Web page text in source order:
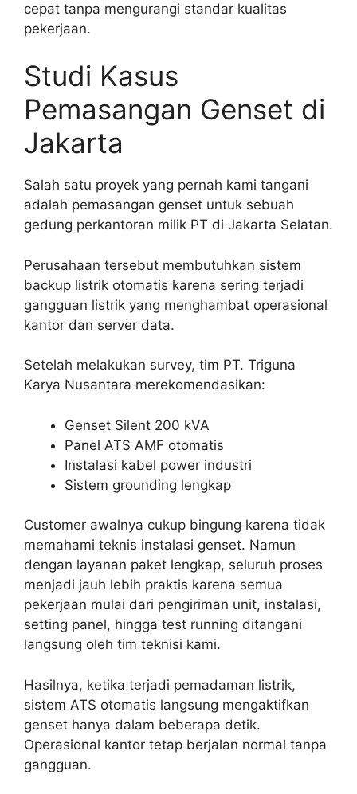
cepat tanpa mengurangi standar kualitas
pekerjaan.
Studi Kasus
Pemasangan Genset di
Jakarta
Salah satu proyek yang pernah kami tangani
adalah pemasangan genset untuk sebuah
gedung perkantoran milik PT di Jakarta Selatan.
Perusahaan tersebut membutuhkan sistem
backup listrik otomatis karena sering terjadi
gangguan listrik yang menghambat operasional
kantor dan server data.
Setelah melakukan survey, tim PT. Triguna
Karya Nusantara merekomendasikan:
Genset Silent 200 kVA
Panel ATS AMF otomatis
Instalasi kabel power industri
Sistem grounding lengkap
Customer awalnya cukup bingung karena tidak
memahami teknis instalasi genset. Namun
dengan layanan paket lengkap, seluruh proses
menjadi jauh lebih praktis karena semua
pekerjaan mulai dari pengiriman unit, instalasi,
setting panel, hingga test running ditangani
langsung oleh tim teknisi kami.
Hasilnya, ketika terjadi pemadaman listrik,
sistem ATS otomatis langsung mengaktifkan
genset hanya dalam beberapa detik.
Operasional kantor tetap berjalan normal tanpa
gangguan.